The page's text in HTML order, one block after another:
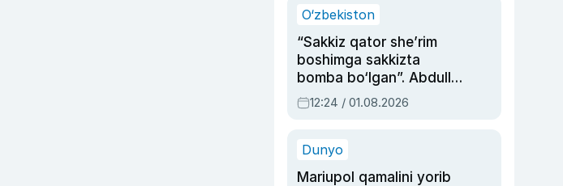
O‘zbekiston
“Sakkiz qator she’rim
boshimga sakkizta
bomba bo‘lgan”. Abdulla
Oripovni siyosiy
ayblovlardan asrab
12:24 / 01.08.2026
Dunyo
Mariupol qamalini yorib